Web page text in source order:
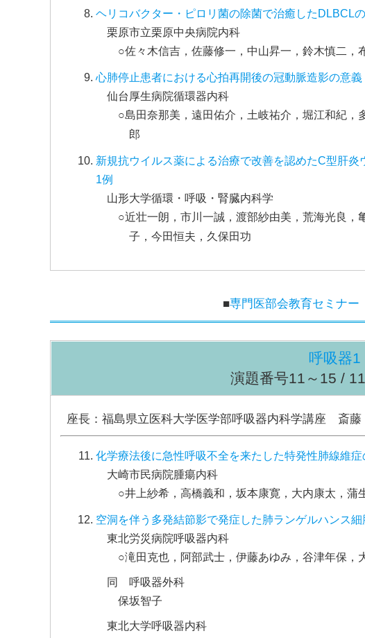
ヘリコバクター・ピロリ菌の除菌で治癒したDLBCL
栗原市立栗原中央病院内科
○佐々木信吉，佐藤修一，中山昇一，鈴木慎二
心肺停止患者における心拍再開後の冠動脈造影の意義
仙台厚生病院循環器内科
○島田奈那美，遠田佑介，土岐祐介，堀江和紀，
郎
新規抗ウイルス薬による治療で改善を認めたC型肝
1例
山形大学循環・呼吸・腎臓内科学
○近壮一朗，市川一誠，渡部紗由美，荒海光良，
子，今田恒夫，久保田功
■専門医部会教育セミナー
呼吸器1
演題番号11～15 /
座長：福島県立医科大学医学部呼吸器内科学講座 斎
化学療法後に急性呼吸不全を来たした特発性肺線維
大崎市民病院腫瘍内科
○井上紗希，高橋義和，坂本康寛，大内康太，蒲
空洞を伴う多発結節影で発症した肺ランゲルハンス細
東北労災病院呼吸器内科
○滝田克也，阿部武士，伊藤あゆみ，谷津年保，
同 呼吸器外科
保坂智子
東北大学呼吸器内科